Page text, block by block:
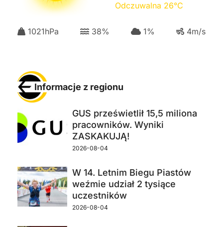
Odczuwalna 26°C
1021hPa 38% 1% 4m/s
Informacje z regionu
GUS prześwietlił 15,5 miliona
pracowników. Wyniki
ZASKAKUJĄ!
2026-08-04
W 14. Letnim Biegu Piastów
weźmie udział 2 tysiące
uczestników
2026-08-04